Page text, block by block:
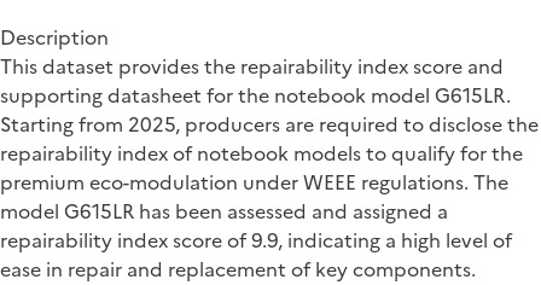
Description
This dataset provides the repairability index score and
supporting datasheet for the notebook model G615LR.
Starting from 2025, producers are required to disclose the
repairability index of notebook models to qualify for the
premium eco-modulation under WEEE regulations. The
model G615LR has been assessed and assigned a
repairability index score of 9.9, indicating a high level of
ease in repair and replacement of key components.